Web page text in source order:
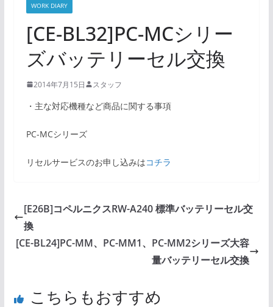
WORK DIARY
[CE-BL32]PC-MCシリー
ズバッテリーセル交換
2014年7月15日 スタッフ
・主な対応機種など商品に関する事項
PC-MCシリーズ
リセルサービスのお申し込みはコチラ
[E26B]コペルニクスRW-A240 標準バッテリーセル交
換
[CE-BL24]PC-MM、PC-MM1、PC-MM2シリーズ大容
量バッテリーセル交換
こちらもおすすめ